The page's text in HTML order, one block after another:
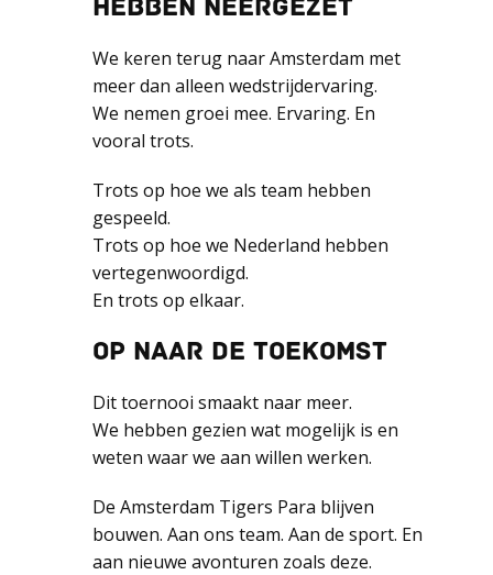
HEBBEN NEERGEZET
We keren terug naar Amsterdam met
meer dan alleen wedstrijdervaring.
We nemen groei mee. Ervaring. En
vooral trots.
Trots op hoe we als team hebben
gespeeld.
Trots op hoe we Nederland hebben
vertegenwoordigd.
En trots op elkaar.
OP NAAR DE TOEKOMST
Dit toernooi smaakt naar meer.
We hebben gezien wat mogelijk is en
weten waar we aan willen werken.
De Amsterdam Tigers Para blijven
bouwen. Aan ons team. Aan de sport. En
aan nieuwe avonturen zoals deze.